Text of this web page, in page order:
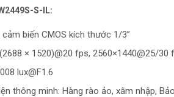
S-IL:
biến CMOS kích thước 1/3”
× 1520)@20 fps, 2560×1440@25/30
lux@F1.6
thông minh: Hàng rào ảo, xâm nhập,